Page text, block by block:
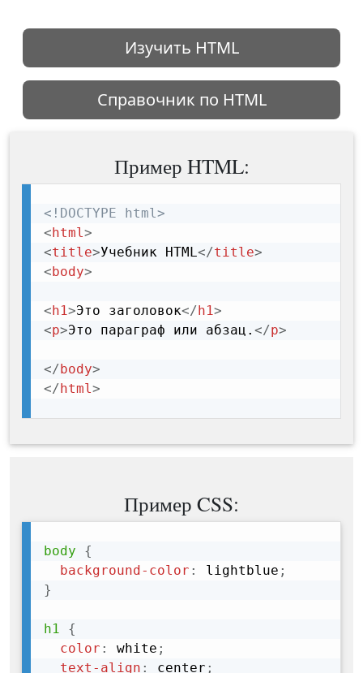
Изучить HTML
Справочник по HTML
Пример HTML:
<!DOCTYPE html>
< html>
<title>Учебник HTML</title>
< body>
< h1>Это заголовок</ h1>
<p>Это параграф или абзац. </p>
</ body>
</ html>
Пример CSS:
body
{
background-color : lightblue ;
}
h1
{
color : white ;
text-align : center ;